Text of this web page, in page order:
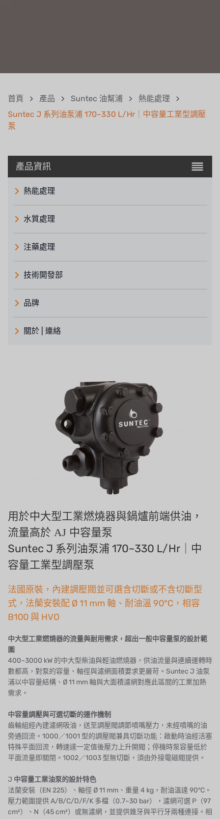
首頁 產品 Suntec 油幫浦
熱能處理
Suntec J 系列油泵浦 170~330 L/Hr｜中容量工業型調壓
泵
產品資訊
熱能處理
水質處理
注藥處理
技術開發部
品牌
義大利 ATLAS
美國 CLACK
美國 EMERSON
美國 PENTAIR
美國 PULSAFEEDER
丹麥 DANFOSS
泰國 HAYCARB
美國 PUROLITE
日本 NOP
日本 OLYMPIA
日本 KATSURA
義大利 BRAHMA
SAGINOMIYA
HONEYWELL
AZBIL (YAMATAKE)
OLTREMARE
NIPCON
TROCHOID
關於 | 連絡
招募經銷商表單
用於中大型工業燃燒器與鍋爐前端供油，
流量高於 AJ 中容量泵
Suntec J 系列油泵浦 170~330 L/Hr｜中
容量工業型調壓泵
法國原裝，內建調壓閥並可選含切斷或不含切斷型
式，法蘭安裝配 Ø 11 mm 軸、耐油溫 90°C，相容
B100 與 HVO
中大型工業燃燒器的流量與耐用需求，超出一般中容量泵的設計範
圍
400~3000 kW 的中大型柴油與輕油燃燒器，供油流量與連續運轉時
數都高，對泵的容量、軸徑與濾網面積要求更嚴苛。Suntec J 油泵
浦以中容量結構、Ø 11 mm 軸與大面積濾網對應此區間的工業加熱
需求。
中容量調壓與可選切斷的運作機制
齒輪組經內建濾網吸油，送至調壓閥調節噴嘴壓力，未經噴嘴的油
旁通回流。1000／1001 型的調壓閥兼具切斷功能：啟動時油經活塞
特殊平面回流，轉速達一定值後壓力上升開閥；停機時泵容量低於
平面流量即關閉。1002／1003 型無切斷，須由外接電磁閥提供。
J 中容量工業油泵的設計特色
法蘭安裝（EN 225）、軸徑 Ø 11 mm、重量 4 kg，耐油溫達 90°C。
壓力範圍提供 A/B/C/D/F/K 多檔（0.7–30 bar），濾網可選 P（97
cm²）、N（45 cm²）或無濾網，並提供錐牙與平行牙兩種連接。相